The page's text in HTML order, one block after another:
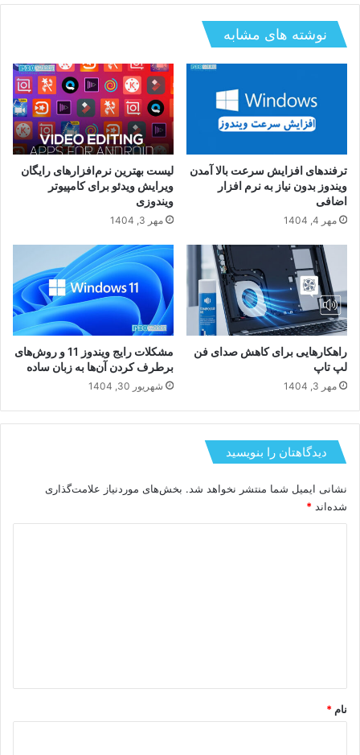
راهنمای انتخاب اپلیکیشن های مالی و مدیریت هزینه؛
چگونه بهترین برنامه بودجه بندی را برای کنترل
مخارج انتخاب کنیم؟
نوشته های مشابه
ترفندهای افزایش سرعت بالا آمدن
ویندوز بدون نیاز به نرم افزار
اضافی
مهر 4, 1404
لیست بهترین نرم‌افزارهای رایگان
ویرایش ویدئو برای کامپیوتر
ویندوزی
مهر 3, 1404
راهکارهایی برای کاهش صدای فن
لپ‌ تاپ
مهر 3, 1404
مشکلات رایج ویندوز 11 و روش‌های
برطرف کردن آن‌ها به زبان ساده
شهریور 30, 1404
دیدگاهتان را بنویسید
نشانی ایمیل شما منتشر نخواهد شد. بخش‌های موردنیاز علامت‌گذاری
شده‌اند *
نام *